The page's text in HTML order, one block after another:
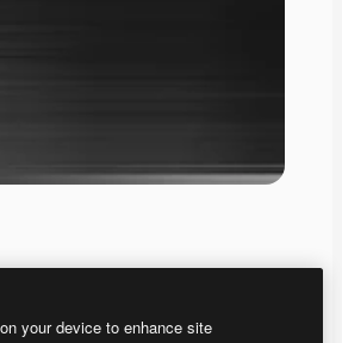
your device to enhance site